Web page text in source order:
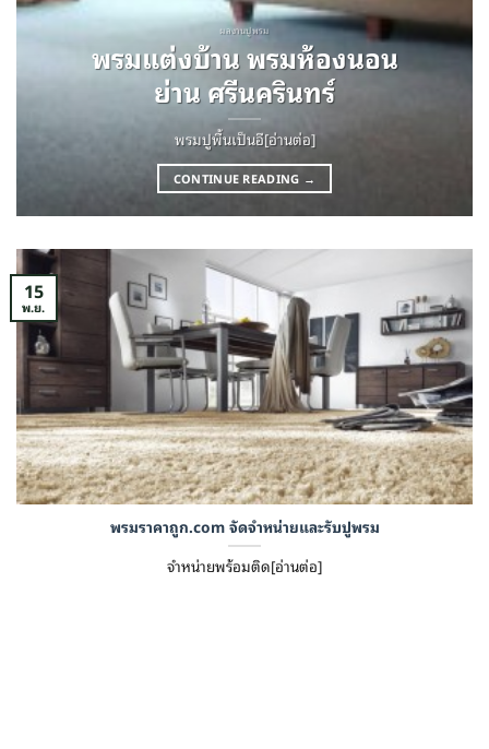
ผลงานปูพรม
พรมแต่งบ้าน พรมห้องนอน
ย่าน ศรีนครินทร์
พรมปูพื้นเป็นอี[อ่านต่อ]
CONTINUE READING →
พรมราคาถูก.com จัดจำหน่ายและรับปูพรม
จำหน่ายพร้อมติด[อ่านต่อ]
15
พ.ย.